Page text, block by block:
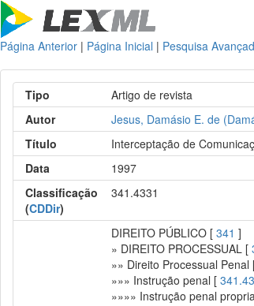
Página Anterior | Página Inicial | Pesquisa
Tipo
Artigo de revista
Autor
Jesus, Damásio E. de
Título
Interceptação de
Data
1997
Classificação
(CDDir)
341.4331
DIREITO PÚBLICO [341 ]
» DIREITO PROCESSUAL [
»» Direito Processual
»»» Instrução penal [
»»»» Instrução penal